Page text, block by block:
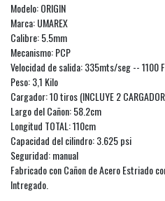
Modelo: ORIGIN
Marca: UMAREX
Calibre: 5.5mm
Mecanismo: PCP
Velocidad de salida: 335mts/seg -- 1100
Peso: 3,1 Kilo
Cargador: 10 tiros (INCLUYE 2
Largo del Cañon: 58.2cm
Longitud TOTAL: 110cm
Capacidad del cilindro: 3.625 psi
Seguridad: manual
Fabricado con Cañon de Acero Estriado
Intregado.